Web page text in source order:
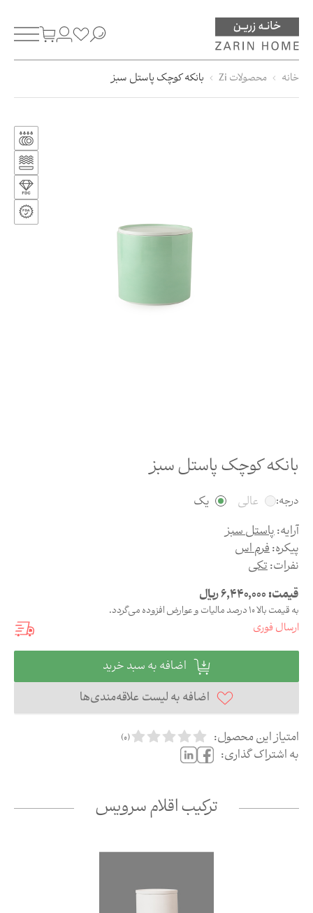
خانه محصولات Zi بانکه کوچک پاستل سبز
بانکه کوچک پاستل سبز
درجه: عالی
یک
آرایه:پاستل سبز
پیکره:فرم اس
نفرات:تکی
قیمت:6,440,000ریال
به قیمت بالا 10 درصد مالیات و عوارض افزوده می‌گردد.
ارسال فوری
اضافه به سبد خرید
اضافه به لیست علاقه‌مندی‌ها
امتیاز این محصول:
(
0
)
به اشتراک گذاری:
ترکیب اقلام سرویس